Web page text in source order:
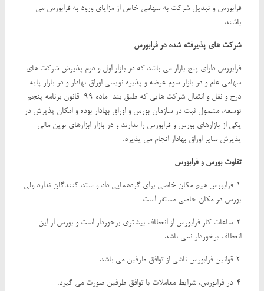
فرابورس و تبدیل شرکت به سهامی خاص از مزایای ورود به فرابورس می
باشند.
شرکت های پذیرفته شده در فرابورس
فرابورس دارای پنج بازار می باشد که در بازار اول و دوم پذیرش شرکت های
سهامی عام و در بازار سوم عرضه و پذیره نویسی اوراق بهادار و در بازار پایه
درج و نقل و انتقال شرکت هایی که طبق بند ماده 99 قانون برنامه پنجم
توسعه، مشمول ثبت در سازمان بورس و اوراق بهادار بوده و امکان پذیرش در
یکی از بازارهای بورس و فرابورس را ندارند و در بازار ابزارهای نوین مالی
پذیرش سایر اوراق بهادار انجام می پذیرد.
تفاوت بورس و فرابورس
1-فرابورس هیچ مکان خاصی برای گردهمایی داد و ستد کنندگان ندارد ولی
بورس در مکان خاصی مستقر است.
2-ساعات کار فرابورس از انعطاف بیشتری برخوردار است و بورس از این
انعطاف برخوردار نمی باشد.
3-قوانین فرابورس ناشی از توافق طرفین می باشد.
4-در فرابورس، شرایط معاملات با توافق طرفین صورت می گیرد.